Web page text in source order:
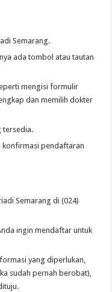
Semarang.
ada tombol atau tautan
mengisi formulir
dan memilih dokter
tersedia.
konfirmasi pendaftaran
Semarang di (024)
ingin mendaftar untuk
yang diperlukan,
sudah pernah berobat),